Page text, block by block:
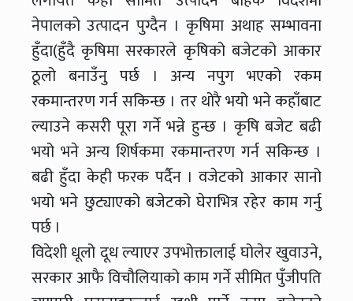
नेपालको उत्पादन पुग्दैन । कृषिमा अथाह सम्भावना
हुँदा(हुँदै कृषिमा सरकारले कृषिको बजेटको आकार
ठूलो बनाउँनु पर्छ । अन्य नपुग भएको रकम
रकमान्तरण गर्न सकिन्छ । तर थोरै भयो भने कहाँबाट
ल्याउने कसरी पूरा गर्ने भन्ने हुन्छ । कृषि बजेट बढी
भयो भने अन्य शिर्षकमा रकमान्तरण गर्न सकिन्छ ।
बढी हुँदा केही फरक पर्दैन । वजेटको आकार सानो
भयो भने छुट्याएको बजेटको घेराभित्र रहेर काम गर्नु
पर्छ ।
विदेशी धूलो दूध ल्याएर उपभोक्तालाई घोलेर खुवाउने,
सरकार आफै विचौलियाको काम गर्ने सीमित पुँजीपति